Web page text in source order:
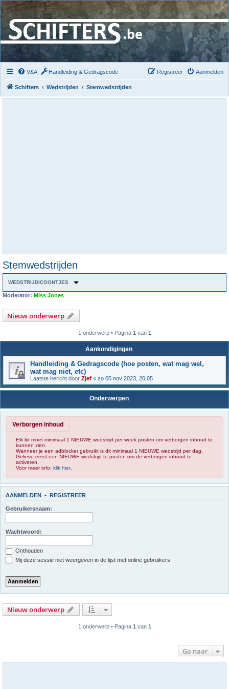
V&A Handleiding & Gedragscode Aanmelden
Registreer
Schifters Wedstrijden Stemwedstrijden
Stemwedstrijden
WEDSTRIJDICOONTJES
Moderator: Miss Jones
Nieuw onderwerp
1 onderwerp • Pagina 1 van 1
Aankondigingen
Handleiding & Gedragscode (hoe posten, wat mag wel,
wat mag niet, etc)
Laatste bericht door Zjef « zo 05 nov 2023, 20:05
Onderwerpen
Verborgen inhoud
Elk lid moet minimaal 1 NIEUWE wedstrijd per week posten om verborgen inhoud te
kunnen zien.
Wanneer je een adblocker gebruikt is dit minimaal 1 NIEUWE wedstrijd per dag.
Gelieve eerst een NIEUWE wedstrijd te posten om de verborgen inhoud te
activeren.
Voor meer info: klik hier.
AANMELDEN • REGISTREER
Gebruikersnaam:
Wachtwoord:
Onthouden
Mij deze sessie niet weergeven in de lijst met online gebruikers
Nieuw onderwerp
1 onderwerp • Pagina 1 van 1
Ga naar